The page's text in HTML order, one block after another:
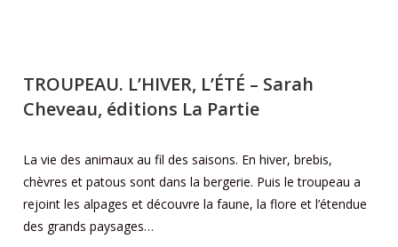
TROUPEAU. L’HIVER, L’ÉTÉ – Sarah
Cheveau, éditions La Partie
La vie des animaux au fil des saisons. En hiver, brebis,
chèvres et patous sont dans la bergerie. Puis le troupeau a
rejoint les alpages et découvre la faune, la flore et l’étendue
des grands paysages…